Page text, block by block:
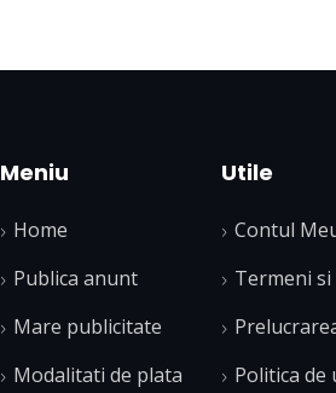
Meniu
Home
Publica anunt
Mare publicitate
Modalitati de plata
Utile
Contul
Termeni
Politica